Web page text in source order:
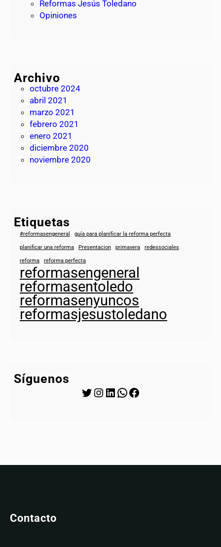
Reformas Jesús Toledano
Opiniones
Archivo
octubre 2024
abril 2021
marzo 2021
febrero 2021
enero 2021
diciembre 2020
noviembre 2020
Etiquetas
#reformasengeneral guía para planificar la reforma perfecta
planificar una reforma Presentacion primavera redessociales
reforma reforma perfecta
reformasengeneral
reformasentoledo
reformasenyuncos
reformasjesustoledano
Síguenos
Twitter Instagram LinkedIn WhatsApp Facebook
Contacto